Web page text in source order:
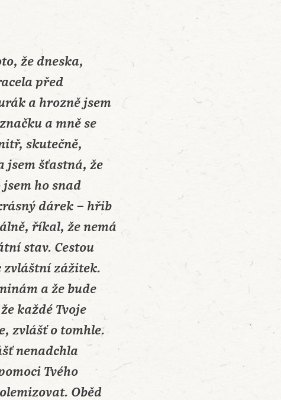
že dneska,
před
a hrozně jsem
a mně se
skutečně,
jsem šťastná, že
ho snad
dárek – hřib
říkal, že nemá
stav. Cestou
zvláštní zážitek.
a že bude
každé Tvoje
zvlášť o tomhle.
nenadchla
Tvého
Oběd